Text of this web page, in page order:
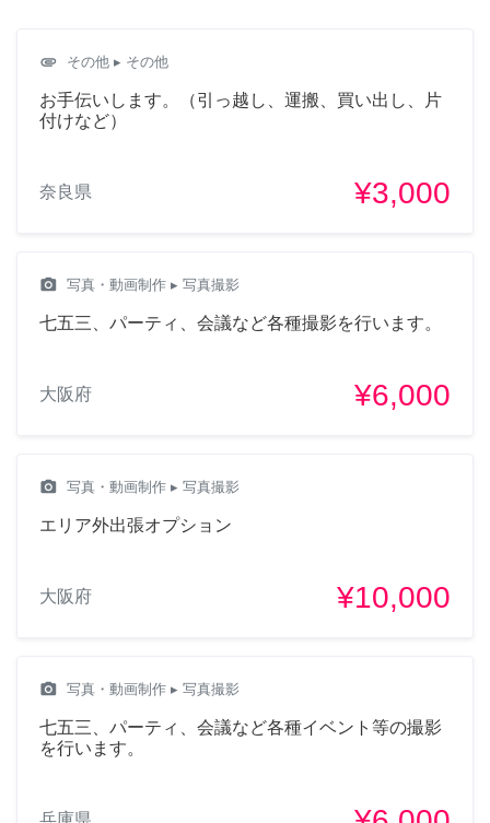
attachment その他 ▸ その他
お手伝いします。（引っ越し、運搬、買い出し、片
付けなど）
奈良県 ¥3,000
camera_alt 写真・動画制作 ▸ 写真撮影
七五三、パーティ、会議など各種撮影を行います。
大阪府 ¥6,000
camera_alt 写真・動画制作 ▸ 写真撮影
エリア外出張オプション
大阪府 ¥10,000
camera_alt 写真・動画制作 ▸ 写真撮影
七五三、パーティ、会議など各種イベント等の撮影
を行います。